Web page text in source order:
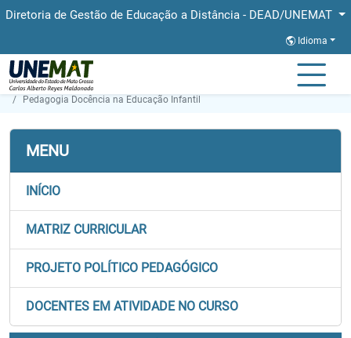
Diretoria de Gestão de Educação a Distância - DEAD/UNEMAT
Idioma
Página Inicial
Pedagogia Docência na Educação Infantil
MENU
INÍCIO
MATRIZ CURRICULAR
PROJETO POLÍTICO PEDAGÓGICO
DOCENTES EM ATIVIDADE NO CURSO